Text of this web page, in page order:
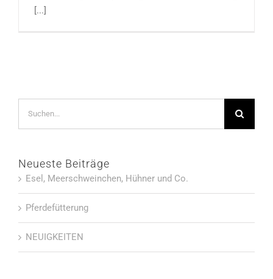
[...]
Neueste Beiträge
Esel, Meerschweinchen, Hühner und Co.
Pferdefütterung
NEUIGKEITEN